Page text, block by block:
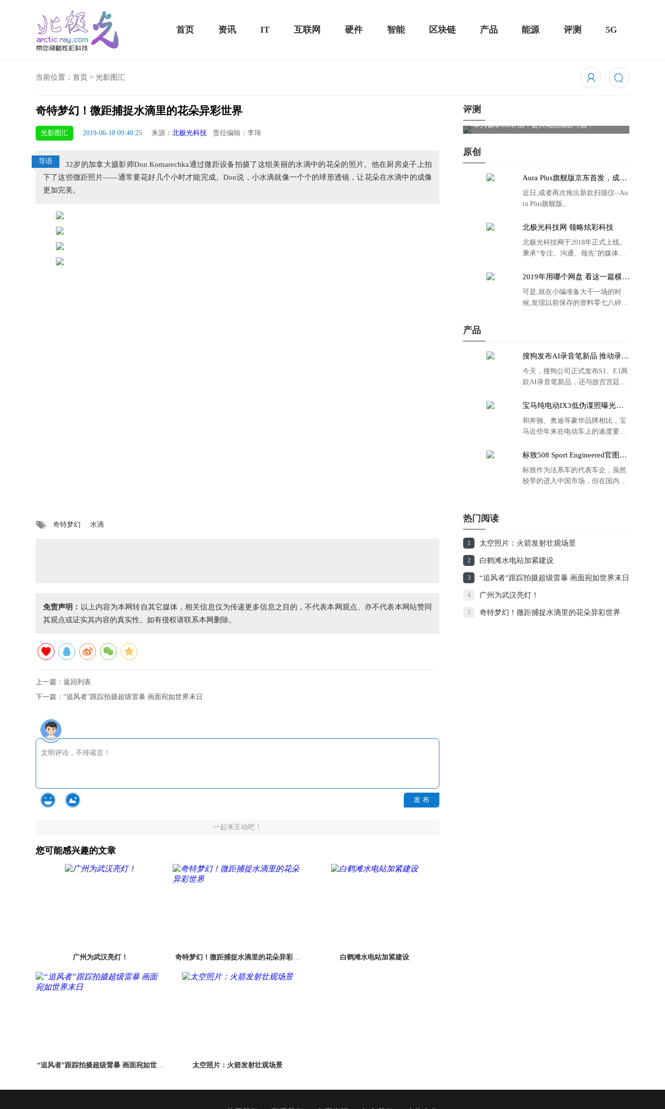
首页 资讯 IT 互联网 硬件 智能 区块链 产品 能源 评测 5G
当前位置： 首页 > 光影图汇
奇特梦幻！微距捕捉水滴里的花朵异彩世界
光影图汇 2019-06-18 09:40:25 来源： 北极光科技 责任编辑：李琦
导语
32岁的加拿大摄影师Don Komarechka通过微距设备拍摄了这组美丽的水滴中的花朵的照片。他在厨房桌子上拍
下了这些微距照片——通常要花好几个小时才能完成。Don说，小水滴就像一个个的球形透镜，让花朵在水滴中的成像
更加完美。
奇特梦幻 水滴
免责声明： 以上内容为本网转自其它媒体，相关信息仅为传递更多信息之目的，不代表本网观点、亦不代表本网站赞同
其观点或证实其内容的真实性。如有侵权请联系本网删除。
上一篇： 返回列表
下一篇： “追风者”跟踪拍摄超级雷暴 画面宛如世界末日
发 布
一起来互动吧！
您可能感兴趣的文章
广州为武汉亮灯！
奇特梦幻！微距捕捉水滴里的花朵异彩世
白鹤滩水电站加紧建设
“追风者”跟踪拍摄超级雷暴 画面宛如世界
太空照片：火箭发射壮观场景
评测
华为畅享10e评测：超大电池续航可观！
原创
Aura Plus旗舰版京东首发，成者
近日,成者再次推出新款扫描仪--Au
ra Plus旗舰版。
北极光科技网 领略炫彩科技
北极光科技网于2018年正式上线。
秉承“专注、沟通、领先”的媒体理
2019年用哪个网盘 看这一篇横评
可是,就在小编准备大干一场的时
候,发现以前保存的资料零七八碎,
产品
搜狗发布AI录音笔新品 推动录音
今天，搜狗公司正式发布S1、E1两
款AI录音笔新品，还与故宫宫廷文
的故宫宫廷联名款。
宝马纯电动IX3低伪谍照曝光：
和奔驰、奥迪等豪华品牌相比，宝
马近些年来在电动车上的速度要慢
标致508 Sport Engineered官图发
标致作为法系车的代表车企，虽然
较早的进入中国市场，但在国内的
热门阅读
1 太空照片：火箭发射壮观场景
2 白鹤滩水电站加紧建设
3 “追风者”跟踪拍摄超级雷暴 画面宛如世界末日
4 广州为武汉亮灯！
5 奇特梦幻！微距捕捉水滴里的花朵异彩世界